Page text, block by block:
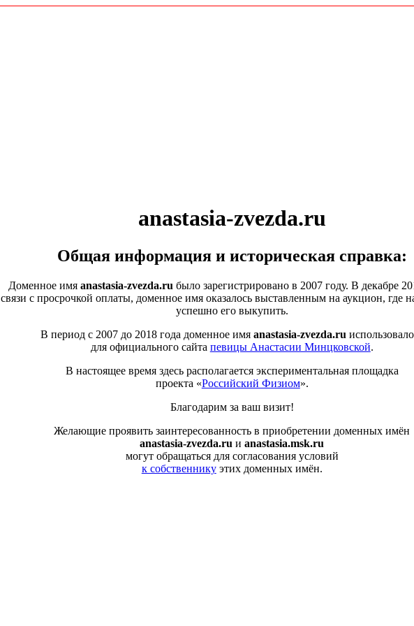
anastasia-zvezda.ru
Общая информация и историческая справка:
Доменное имя anastasia-zvezda.ru было зарегистрировано в 2007 году. В декабре
связи с просрочкой оплаты, доменное имя оказалось выставленным на аукцион, где
успешно его выкупить.
В период с 2007 до 2018 года доменное имя anastasia-zvezda.ru
для официального сайта певицы Анастасии Минцковской.
В настоящее время здесь располагается экспериментальная площадка
проекта «Российский Физиом».
Благодарим за ваш визит!
Желающие проявить заинтересованность в приобретении доменных имён
anastasia-zvezda.ru иanastasia.msk.ru
могут обращаться для согласования условий
к собственникуэтих доменных имён.